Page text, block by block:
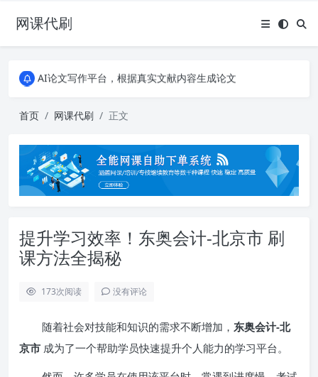
网课代刷
AI论文写作平台，根据真实文献内容生成论文
全能网课平台，大学生网课、成教、培训、继续教育。现已接入代刷代考项目3000+
全能网课平台，大学生网课、成教、培训、继续教育。现已接入代刷代考项目3000+
首页 网课代刷 正文
提升学习效率！东奥会计-北京市 刷
课方法全揭秘
173次阅读 没有评论
随着社会对技能和知识的需求不断增加， 东奥会计-北
京市 成为了一个帮助学员快速提升个人能力的学习平台。